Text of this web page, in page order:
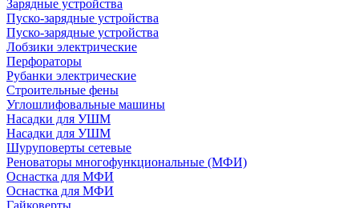
Зарядные устройства
Пуско-зарядные устройства
Пуско-зарядные устройства
Лобзики электрические
Перфораторы
Рубанки электрические
Строительные фены
Углошлифовальные машины
Насадки для УШМ
Насадки для УШМ
Шуруповерты сетевые
Реноваторы многофункциональные (МФИ)
Оснастка для МФИ
Оснастка для МФИ
Гайковерты